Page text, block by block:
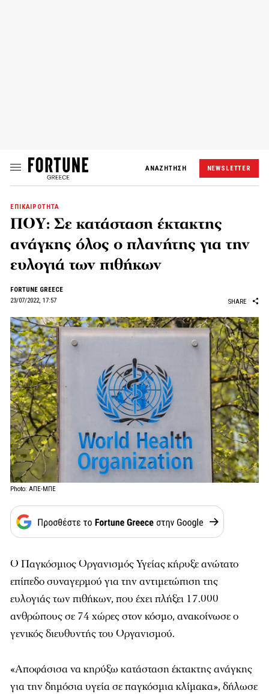
ΑΝΑΖΗΤΗΣΗ NEWSLETTER
ΕΠΙΚΑΙΡΟΤΗΤΑ
ΠΟΥ: Σε κατάσταση έκτακτης
ανάγκης όλος ο πλανήτης για την
ευλογιά των πιθήκων
FORTUNE GREECE
23/07/2022, 17:57
SHARE
Photo: ΑΠΕ-ΜΠΕ
Ο Παγκόσμιος Οργανισμός Υγείας κήρυξε ανώτατο
επίπεδο συναγερμού για την αντιμετώπιση της
ευλογιάς των πιθήκων, που έχει πλήξει 17.000
ανθρώπους σε 74 χώρες στον κόσμο, ανακοίνωσε ο
γενικός διευθυντής του Οργανισμού.
«Αποφάσισα να κηρύξω κατάσταση έκτακτης ανάγκης
για την δημόσια υγεία σε παγκόσμια κλίμακα», δήλωσε